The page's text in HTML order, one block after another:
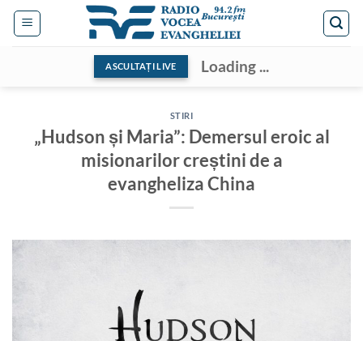
Skip
ASCULTAȚI LIVE Loading ...
STIRI
„Hudson și Maria”: Demersul eroic al
misionarilor creștini de a
evangheliza China